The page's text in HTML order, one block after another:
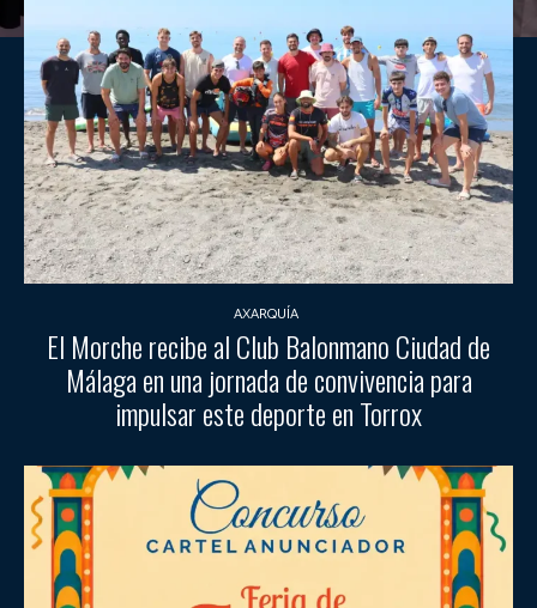
AXARQUÍA
El Morche recibe al Club Balonmano Ciudad de
Málaga en una jornada de convivencia para
impulsar este deporte en Torrox